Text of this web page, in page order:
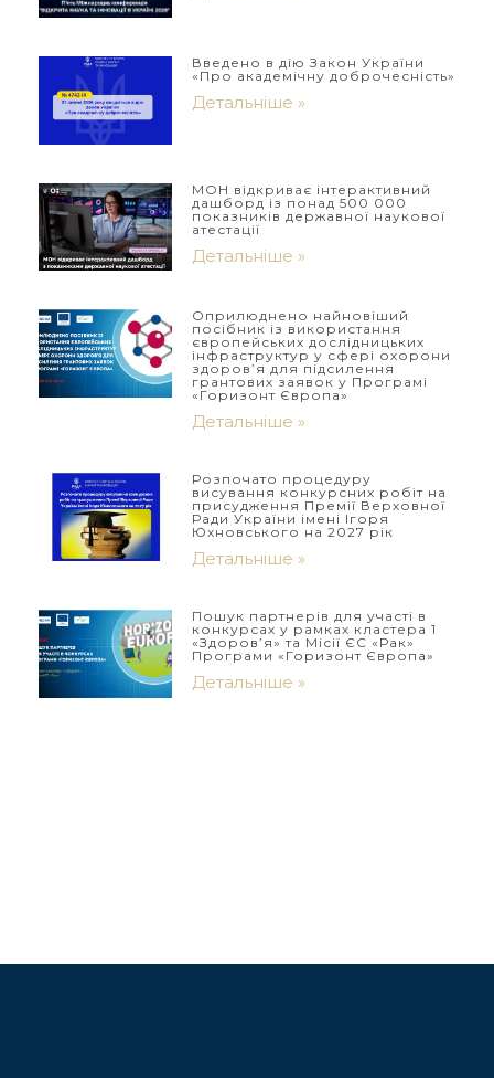
Введено в дію Закон України
«Про академічну доброчесність»
Детальніше »
МОН відкриває інтерактивний
дашборд із понад 500 000
показників державної наукової
атестації
Детальніше »
Оприлюднено найновіший
посібник із використання
європейських дослідницьких
інфраструктур у сфері охорони
здоров’я для підсилення
грантових заявок у Програмі
«Горизонт Європа»
Детальніше »
Розпочато процедуру
висування конкурсних робіт на
присудження Премії Верховної
Ради України імені Ігоря
Юхновського на 2027 рік
Детальніше »
Пошук партнерів для участі в
конкурсах у рамках кластера 1
«Здоров’я» та Місії ЄС «Рак»
Програми «Горизонт Європа»
Детальніше »